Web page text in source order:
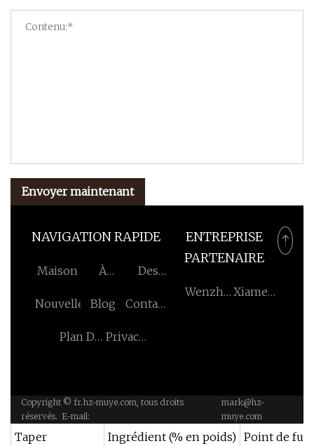
Envoyer maintenant
NAVIGATION RAPIDE
Maison
À
De
Des
Nouvelles Blog
Contactez-
Plan Du Privacy
ENTREPRISE
PARTENAIRE
WenzhouXiamen
Copyright © fr.hz-muye.com, tous droits
réservés. E-mail:
mark@hz-
muye.com
Taper Ingrédient (% en poids) Point de